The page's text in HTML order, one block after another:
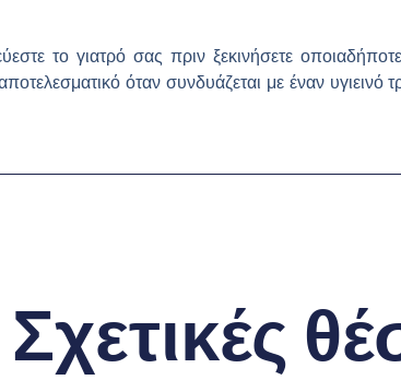
το γιατρό σας πριν ξεκινήσετε
όταν συνδυάζεται με έναν υγιεινό
Σχετικές